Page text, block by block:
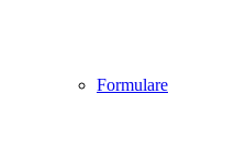
Formulare